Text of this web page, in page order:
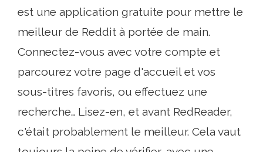
est une application gratuite pour mettre le
meilleur de Reddit à portée de main.
Connectez-vous avec votre compte et
parcourez votre page d'accueil et vos
sous-titres favoris, ou effectuez une
recherche… Lisez-en, et avant RedReader,
c'était probablement le meilleur. Cela vaut